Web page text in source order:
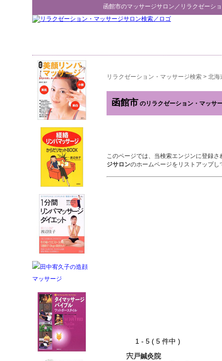
函館市のマッサージサロン／ リラクゼーシ
リラクゼーション・マッサージ検索 > 北海
函館市 のリラクゼーション・マッサ
このページでは、当検索エンジンに登録さ
ジサロンのホームページをリストアップし
1 - 5 ( 5 件中 )
宍戸鍼灸院